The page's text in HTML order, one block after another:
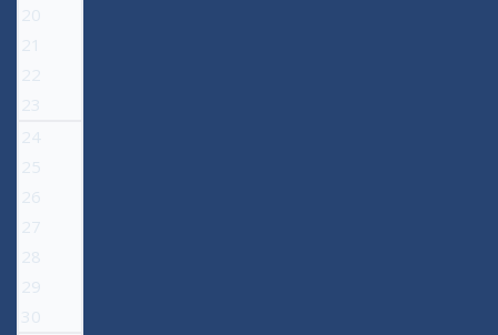
20
21
22
23
24
25
26
27
28
29
30